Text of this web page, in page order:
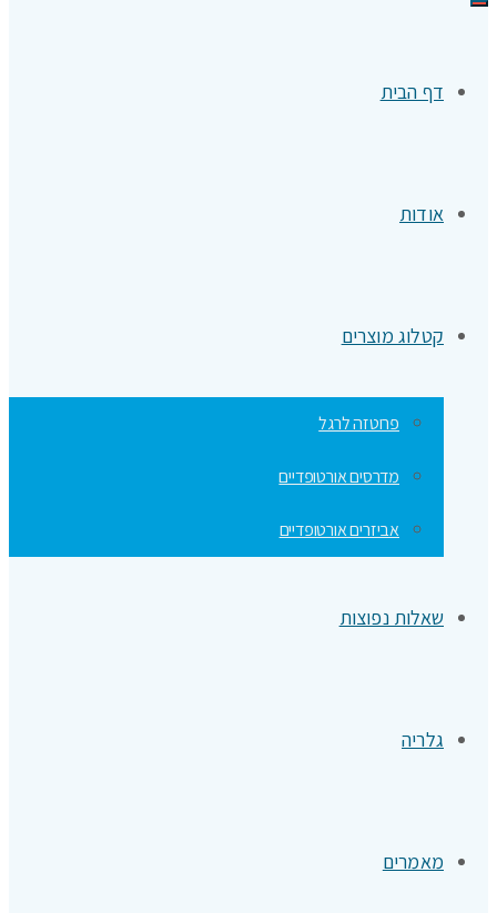
תפריט
דף הבית
אודות
קטלוג מוצרים
פרוטזה לרגל
מדרסים אורטופדיים
אביזרים אורטופדיים
שאלות נפוצות
גלריה
מאמרים